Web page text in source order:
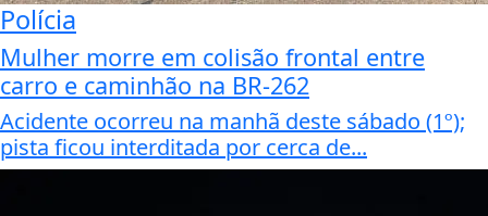
Polícia
Mulher morre em colisão frontal entre
carro e caminhão na BR-262
Acidente ocorreu na manhã deste sábado (1º);
pista ficou interditada por cerca de...